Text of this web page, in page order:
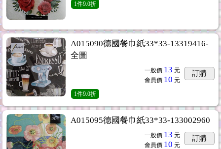
1件9.0折
A015090德國餐巾紙33*33-13319416-
全圖
一般價 13 元
會員價 10 元
訂購
1件9.0折
A015095德國餐巾紙33*33-133002960
一般價 13 元
會員價 10 元
訂購